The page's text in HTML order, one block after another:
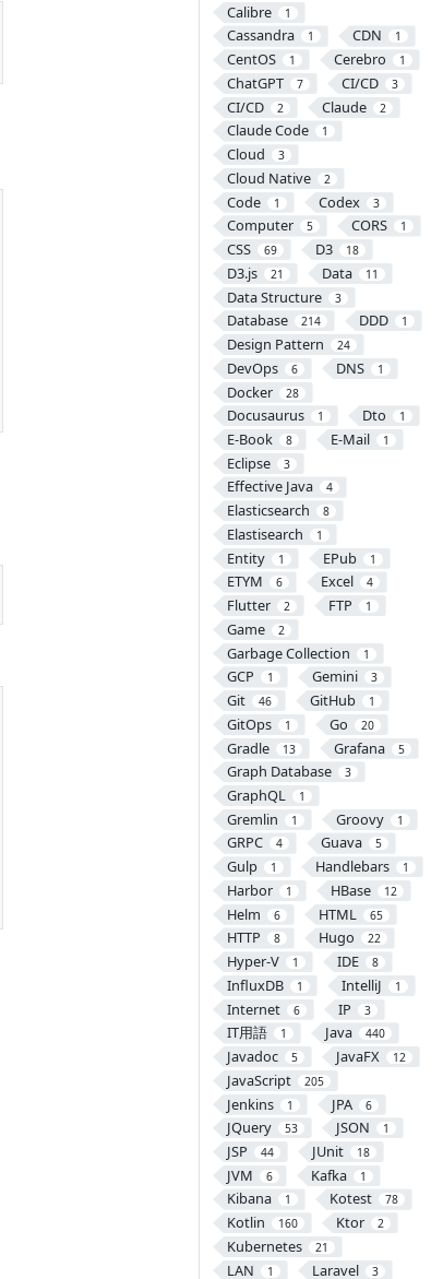
Calibre 1
Cassandra 1 CDN 1
CentOS 1 Cerebro 1
ChatGPT 7 CI/CD 3
CI/CD 2 Claude 2
Claude Code 1
Cloud 3
Cloud Native 2
Code 1 Codex 3
Computer 5 CORS 1
CSS 69 D3 18
D3.js 21 Data 11
Data Structure 3
Database 214 DDD 1
Design Pattern 24
DevOps 6 DNS 1
Docker 28
Docusaurus 1 Dto 1
E-Book 8 E-Mail 1
Eclipse 3
Effective Java 4
Elasticsearch 8
Elastisearch 1
Entity 1 EPub 1
ETYM 6 Excel 4
Flutter 2 FTP 1
Game 2
Garbage Collection 1
GCP 1 Gemini 3
Git 46 GitHub 1
GitOps 1 Go 20
Gradle 13 Grafana 5
Graph Database 3
GraphQL 1
Gremlin 1 Groovy 1
GRPC 4 Guava 5
Gulp 1 Handlebars 1
Harbor 1 HBase 12
Helm 6 HTML 65
HTTP 8 Hugo 22
Hyper-V 1 IDE 8
InfluxDB 1 IntelliJ 1
Internet 6 IP 3
IT用語 1 Java 440
Javadoc 5 JavaFX 12
JavaScript 205
Jenkins 1 JPA 6
JQuery 53 JSON 1
JSP 44 JUnit 18
JVM 6 Kafka 1
Kibana 1 Kotest 78
Kotlin 160 Ktor 2
Kubernetes 21
LAN 1 Laravel 3